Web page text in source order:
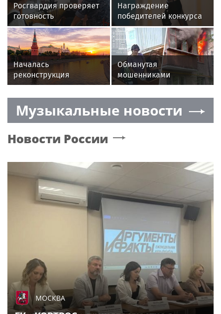
Росгвардия проверяет
готовность
образовательных
учреждений к новому
учебному году
Награждение
победителей конкурса
«Московское качество»
пройдет 13 августа
Началась
реконструкция
спортивного комплекса
Обманутая
мошенниками
москвичка подожгла
Музыкальные новости
Новости России
МОСКВА